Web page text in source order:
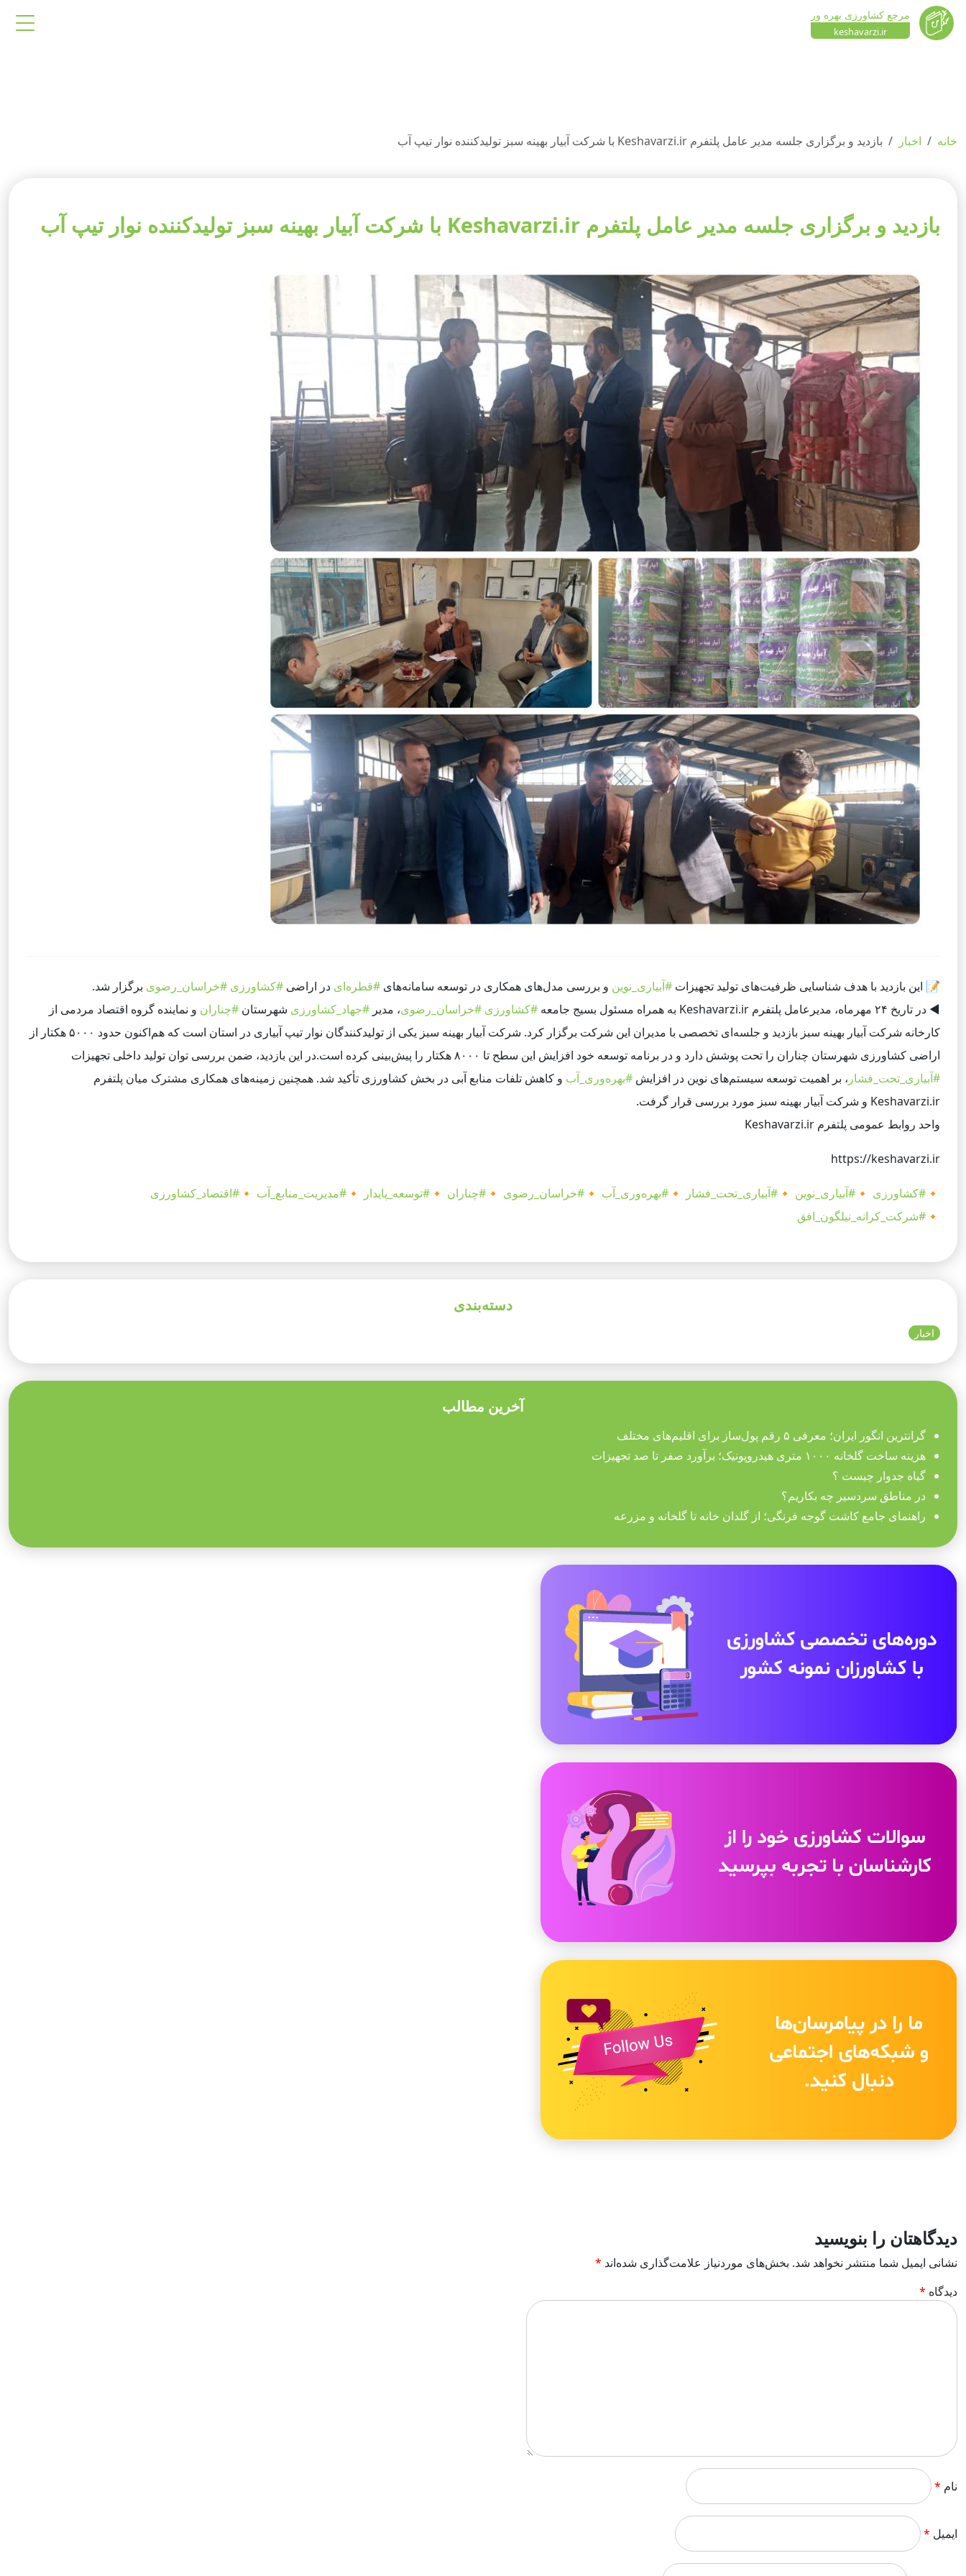
مرجع کشاورزی بهره ور
keshavarzi.ir
خانه اخبار بازدید و برگزاری جلسه مدیر عامل پلتفرم Keshavarzi.ir با شرکت آبیار بهینه سبز تولیدکننده نوار تیپ آب
بازدید و برگزاری جلسه مدیر عامل پلتفرم Keshavarzi.ir با شرکت آبیار بهینه سبز تولیدکننده نوار تیپ آب
📝 این بازدید با هدف شناسایی ظرفیت‌های تولید تجهیزات #آبیاری_نوین و بررسی مدل‌های همکاری در توسعه سامانه‌های #قطره‌ای در اراضی #کشاورزی #خراسان_رضوی برگزار شد.
◀️ در تاریخ ۲۴ مهرماه، مدیرعامل پلتفرم Keshavarzi.ir به همراه مسئول بسیج جامعه #کشاورزی #خراسان_رضوی، مدیر #جهاد_کشاورزی شهرستان #چناران و نماینده گروه اقتصاد مردمی از
کارخانه شرکت آبیار بهینه سبز بازدید و جلسه‌ای تخصصی با مدیران این شرکت برگزار کرد. شرکت آبیار بهینه سبز یکی از تولیدکنندگان نوار تیپ آبیاری در استان است که هم‌اکنون حدود ۵۰۰۰ هکتار از
اراضی کشاورزی شهرستان چناران را تحت پوشش دارد و در برنامه توسعه خود افزایش این سطح تا ۸۰۰۰ هکتار را پیش‌بینی کرده است.
در این بازدید، ضمن بررسی توان تولید داخلی تجهیزات
#آبیاری_تحت_فشار ، بر اهمیت توسعه سیستم‌های نوین در افزایش #بهره‌وری_آب و کاهش تلفات منابع آبی در بخش کشاورزی تأکید شد. همچنین زمینه‌های همکاری مشترک میان پلتفرم
Keshavarzi.ir و
شرکت آبیار بهینه سبز مورد بررسی قرار گرفت.
واحد روابط عمومی پلتفرم Keshavarzi.ir
https://keshavarzi.ir
🔸 #کشاورزی 🔸 #آبیاری_نوین 🔸 #آبیاری_تحت_فشار 🔸 #بهره‌وری_آب 🔸 #خراسان_رضوی 🔸 #چناران 🔸 #توسعه_پایدار 🔸 #مدیریت_منابع_آب 🔸 #اقتصاد_کشاورزی
🔸 #شرکت_کرانه_نیلگون_افق
دسته‌بندی
اخبار
آخرین مطالب
گرانترین انگور ایران؛ معرفی ۵ رقم پول‌ساز برای اقلیم‌های مختلف
هزینه ساخت گلخانه ۱۰۰۰ متری هیدروپونیک؛ برآورد صفر تا صد تجهیزات
گیاه جدوار چیست ؟
در مناطق سردسیر چه بکاریم؟
راهنمای جامع کاشت گوجه فرنگی؛ از گلدان خانه تا گلخانه و مزرعه
دیدگاهتان را بنویسید
نشانی ایمیل شما منتشر نخواهد شد. بخش‌های موردنیاز علامت‌گذاری شده‌اند *
دیدگاه *
نام *
ایمیل *